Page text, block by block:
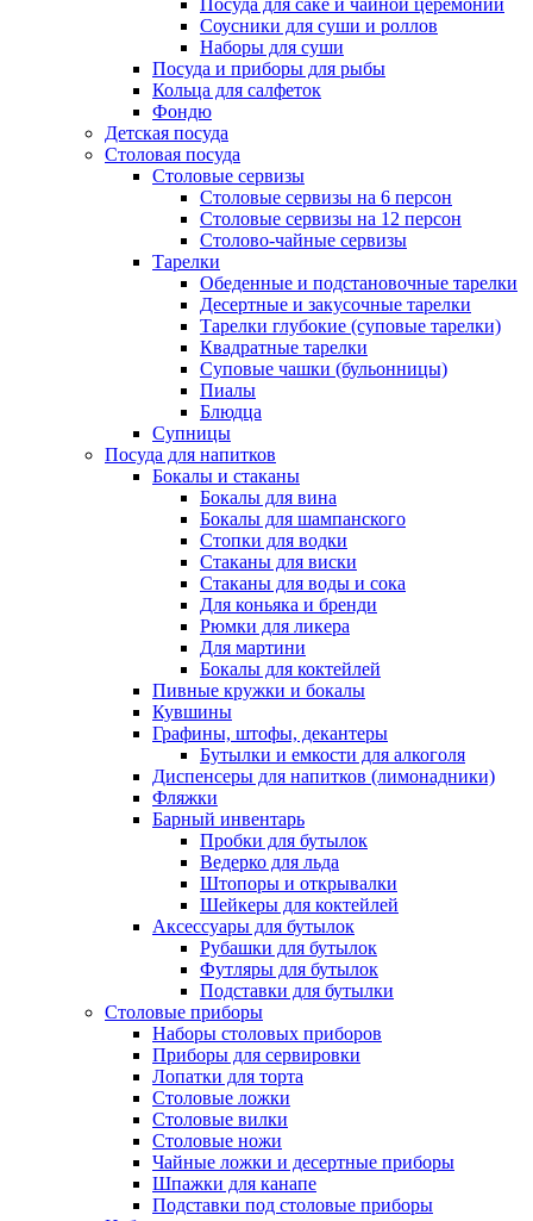
Посуда для саке и чайной церемонии
Соусники для суши и роллов
Наборы для суши
Посуда и приборы для рыбы
Кольца для салфеток
Фондю
Детская посуда
Столовая посуда
Столовые сервизы
Столовые сервизы на 6 персон
Столовые сервизы на 12 персон
Столово-чайные сервизы
Тарелки
Обеденные и подстановочные тарелки
Десертные и закусочные тарелки
Тарелки глубокие (суповые тарелки)
Квадратные тарелки
Суповые чашки (бульонницы)
Пиалы
Блюдца
Супницы
Посуда для напитков
Бокалы и стаканы
Бокалы для вина
Бокалы для шампанского
Стопки для водки
Стаканы для виски
Стаканы для воды и сока
Для коньяка и бренди
Рюмки для ликера
Для мартини
Бокалы для коктейлей
Пивные кружки и бокалы
Кувшины
Графины, штофы, декантеры
Бутылки и емкости для алкоголя
Диспенсеры для напитков (лимонадники)
Фляжки
Барный инвентарь
Пробки для бутылок
Ведерко для льда
Штопоры и открывалки
Шейкеры для коктейлей
Аксессуары для бутылок
Рубашки для бутылок
Футляры для бутылок
Подставки для бутылки
Столовые приборы
Наборы столовых приборов
Приборы для сервировки
Лопатки для торта
Столовые ложки
Столовые вилки
Столовые ножи
Чайные ложки и десертные приборы
Шпажки для канапе
Подставки под столовые приборы